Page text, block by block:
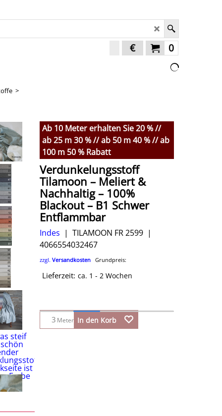
0
€
>
Ab 10 Meter erhalten Sie 20 % //
ab 25 m 30 % // ab 50 m 40 % // ab
100 m 50 % Rabatt
Verdunkelungsstoff
Tilamoon – Meliert &
Nachhaltig – 100%
Blackout – B1 Schwer
Entflammbar
Indes
TILAMOON FR 2599
4066554032467
zzgl. Versandkosten Grundpreis:
Lieferzeit: ca. 1 - 2 Wochen
Meter In den Korb